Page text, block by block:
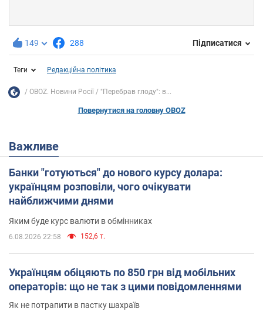
149 288 Підписатися
Теги Редакційна політика
OBOZ. Новини Росії "Перебрав глоду": в...
Повернутися на головну OBOZ
Важливе
Банки "готуються" до нового курсу долара:
українцям розповіли, чого очікувати
найближчими днями
Яким буде курс валюти в обмінниках
6.08.2026 22:58 152,6 т.
Українцям обіцяють по 850 грн від мобільних
операторів: що не так з цими повідомленнями
Як не потрапити в пастку шахраїв